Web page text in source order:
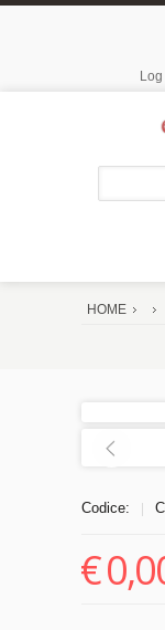
Log
HOME
Codice:
€